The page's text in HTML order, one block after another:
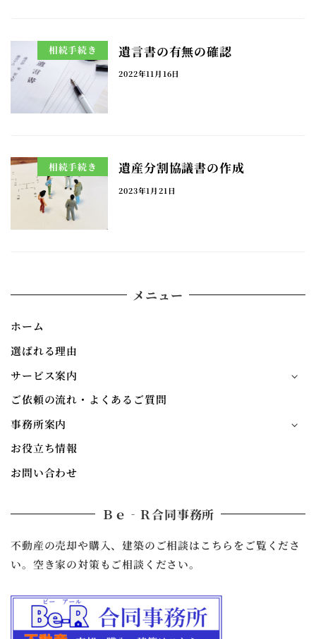
相続手続き 遺言書の有無の確認
2022年11月16日
相続手続き 遺産分割協議書の作成
2023年1月21日
メニュー
ホーム
選ばれる理由
サービス案内
ご依頼の流れ・よくあるご質問
事務所案内
お役立ち情報
お問い合わせ
Ｂｅ‐Ｒ合同事務所
不動産の売却や購入、建築のご相談はこちらをご覧くださ
い。空き家の対策もご相談ください。